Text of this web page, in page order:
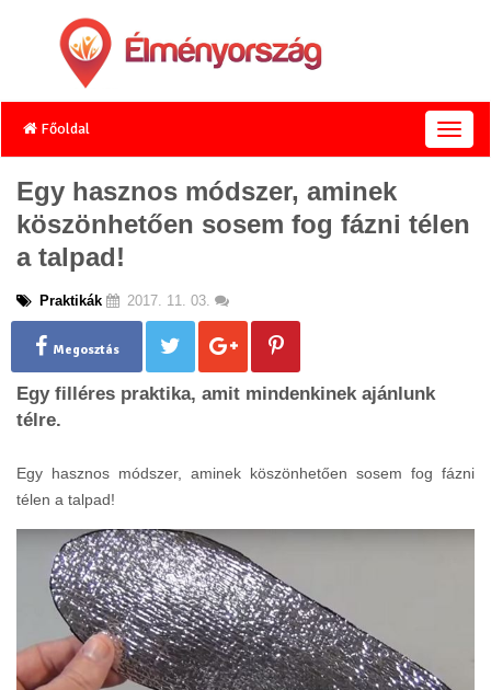
Főoldal
T
o
l
Egy hasznos módszer, aminek
köszönhetően sosem fog fázni télen
a talpad!
Praktikák 2017. 11. 03.
Megosztás
Egy filléres praktika, amit mindenkinek ajánlunk
télre.
Egy hasznos módszer, aminek köszönhetően sosem fog fázni
télen a talpad!